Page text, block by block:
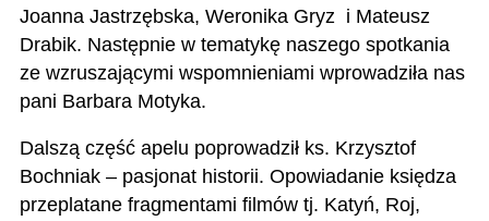
Joanna Jastrzębska, Weronika Gryz i Mateusz
Drabik. Następnie w tematykę naszego spotkania
ze wzruszającymi wspomnieniami wprowadziła nas
pani Barbara Motyka.
Dalszą część apelu poprowadził ks. Krzysztof
Bochniak – pasjonat historii. Opowiadanie księdza
przeplatane fragmentami filmów tj. Katyń, Roj,